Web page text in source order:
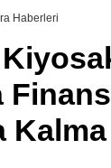
Haberleri